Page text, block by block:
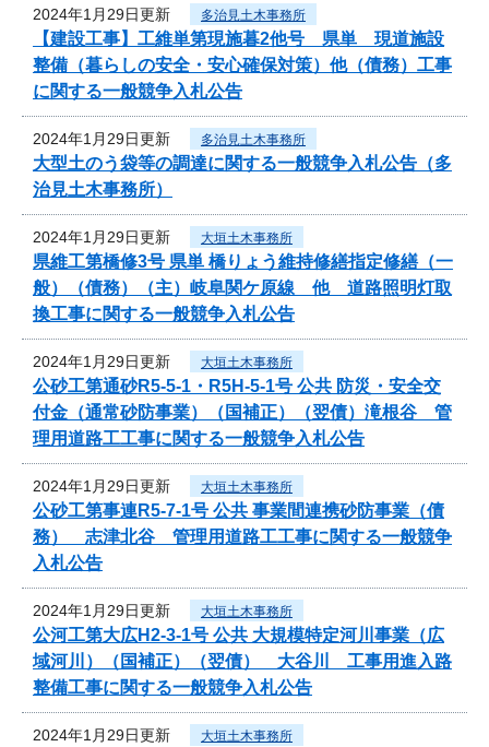
2024年1月29日更新 多治見土木事務所
【建設工事】工維単第現施暮2他号 県単 現道施設
整備（暮らしの安全・安心確保対策）他（債務）工事
に関する一般競争入札公告
2024年1月29日更新 多治見土木事務所
大型土のう袋等の調達に関する一般競争入札公告（多
治見土木事務所）
2024年1月29日更新 大垣土木事務所
県維工第橋修3号 県単 橋りょう維持修繕指定修繕（一
般）（債務）（主）岐阜関ケ原線 他 道路照明灯取
換工事に関する一般競争入札公告
2024年1月29日更新 大垣土木事務所
公砂工第通砂R5-5-1・R5H-5-1号 公共 防災・安全交
付金（通常砂防事業）（国補正）（翌債）滝根谷 管
理用道路工工事に関する一般競争入札公告
2024年1月29日更新 大垣土木事務所
公砂工第事連R5-7-1号 公共 事業間連携砂防事業（債
務） 志津北谷 管理用道路工工事に関する一般競争
入札公告
2024年1月29日更新 大垣土木事務所
公河工第大広H2-3-1号 公共 大規模特定河川事業（広
域河川）（国補正）（翌債） 大谷川 工事用進入路
整備工事に関する一般競争入札公告
2024年1月29日更新 大垣土木事務所